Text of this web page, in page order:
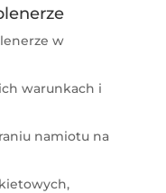
w
warunkach i
namiotu na